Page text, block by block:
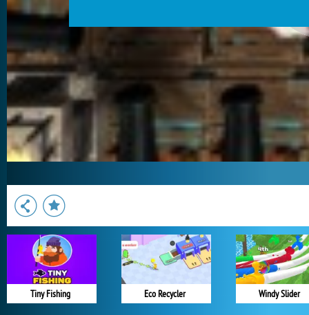
Tiny Fishing Eco Recycler Windy Slider